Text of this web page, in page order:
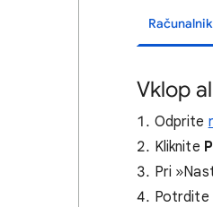
Računalnik
Vklop
Odprite
Kliknite
Pri
Potrdite